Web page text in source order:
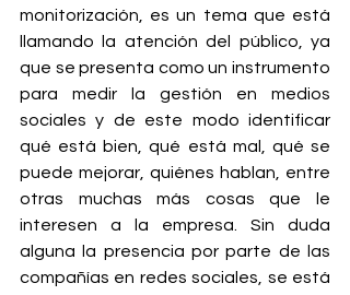
monitorización, es un tema que está
llamando la atención del público, ya
que se presenta como un instrumento
para medir la gestión en medios
sociales y de este modo identificar
qué está bien, qué está mal, qué se
puede mejorar, quiénes hablan, entre
otras muchas más cosas que le
interesen a la empresa. Sin duda
alguna la presencia por parte de las
compañías en redes sociales, se está